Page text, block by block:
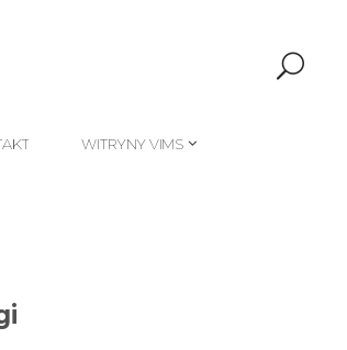
WITRYNY VIMS